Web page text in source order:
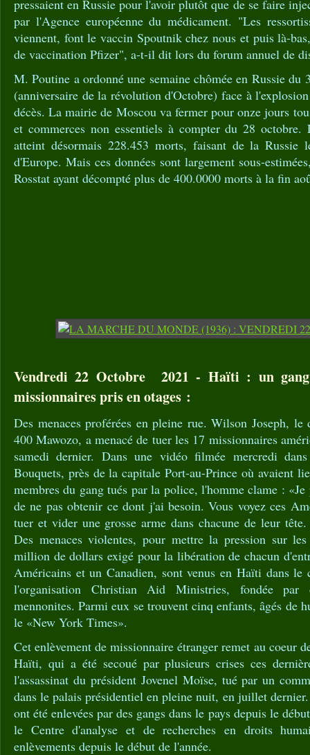
pressaient en Russie pour l'avoir plutôt que de se faire
par l'Agence européenne du médicament. "Les
viennent, font le vaccin Spoutnik chez nous et puis là-
de vaccination Pfizer", a-t-il dit lors du forum annuel de
M. Poutine a ordonné une semaine chômée en Russie du
(anniversaire de la révolution d'Octobre) face à
décès. La mairie de Moscou va fermer pour onze jours
et commerces non essentiels à compter du 28 octobre.
atteint désormais 228.453 morts, faisant de la Russie
d'Europe. Mais ces données sont largement sous-
Rosstat ayant décompté plus de 400.0000 morts à la fin
Vendredi 22 Octobre 2021 - Haïti : un
missionnaires pris en otages :
Des menaces proférées en pleine rue. Wilson Joseph,
400 Mawozo, a menacé de tuer les 17 missionnaires
samedi dernier. Dans une vidéo filmée mercredi
Bouquets, près de la capitale Port-au-Prince où avaient
membres du gang tués par la police, l'homme clame :
de ne pas obtenir ce dont j'ai besoin. Vous voyez ces
tuer et vider une grosse arme dans chacune de leur
Des menaces violentes, pour mettre la pression sur
million de dollars exigé pour la libération de chacun
Américains et un Canadien, sont venus en Haïti dans le
l'organisation Christian Aid Ministries, fondée par
mennonites. Parmi eux se trouvent cinq enfants, âgés de
le «New York Times».
Cet enlèvement de missionnaire étranger remet au coeur
Haïti, qui a été secoué par plusieurs crises ces
l'assassinat du président Jovenel Moïse, tué par un
dans le palais présidentiel en pleine nuit, en juillet
ont été enlevées par des gangs dans le pays depuis le
le Centre d'analyse et de recherches en droits
enlèvements depuis le début de l'année.